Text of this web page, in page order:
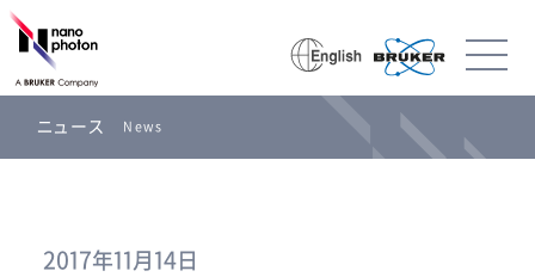
ニュース News
2017年11月14日